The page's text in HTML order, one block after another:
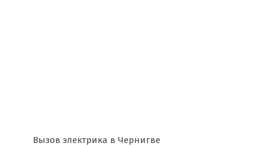
Вызов электрика в Чернигве